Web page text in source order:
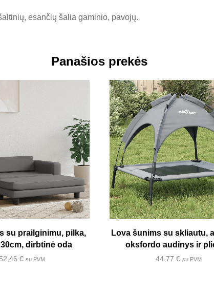
esančių šalia gaminio, pavojų.
Panašios prekės
su prailginimu, pilka,
dirbtinė oda
€ su PVM
Lova šunims su skliautu,
oksfordo audinys ir
44,77 € su PVM